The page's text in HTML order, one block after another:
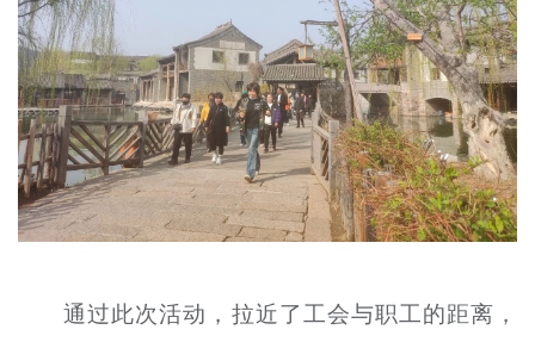
通过此次活动，拉近了工会与职工的距离，